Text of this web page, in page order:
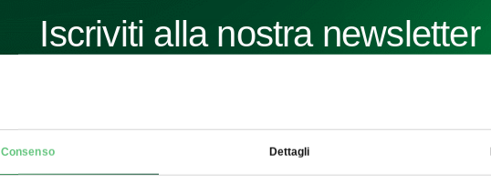
Consenso Dettagli
Iscriviti alla nostra newsletter